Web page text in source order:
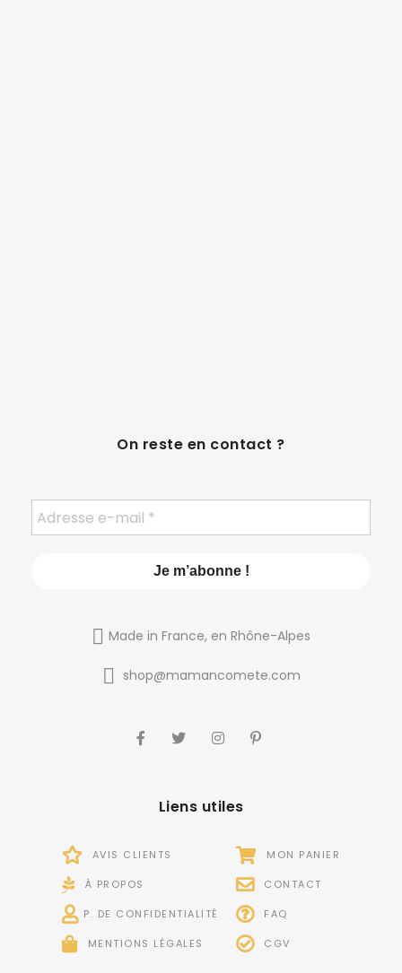
On reste en contact ?
Made in France, en Rhône-Alpes
shop@mamancomete.com
Liens utiles
AVIS CLIENTS
À PROPOS
P. DE CONFIDENTIALITÉ
MENTIONS LÉGALES
MON PANIER
CONTACT
FAQ
CGV